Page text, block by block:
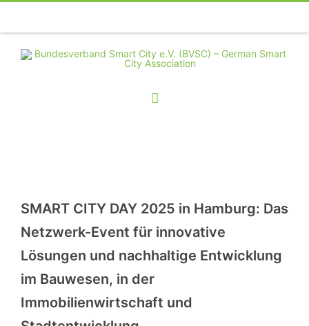
TelefonFacebookTwitterYoutubeInstagramLinkedinRSS
SMART CITY DAY 2025 in Hamburg: Das
Netzwerk-Event für innovative
Lösungen und nachhaltige Entwicklung
im Bauwesen, in der
Immobilienwirtschaft und